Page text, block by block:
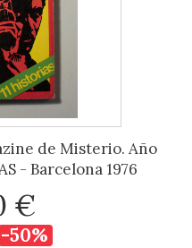
de Misterio. Año
- Barcelona 1976
€
-50%